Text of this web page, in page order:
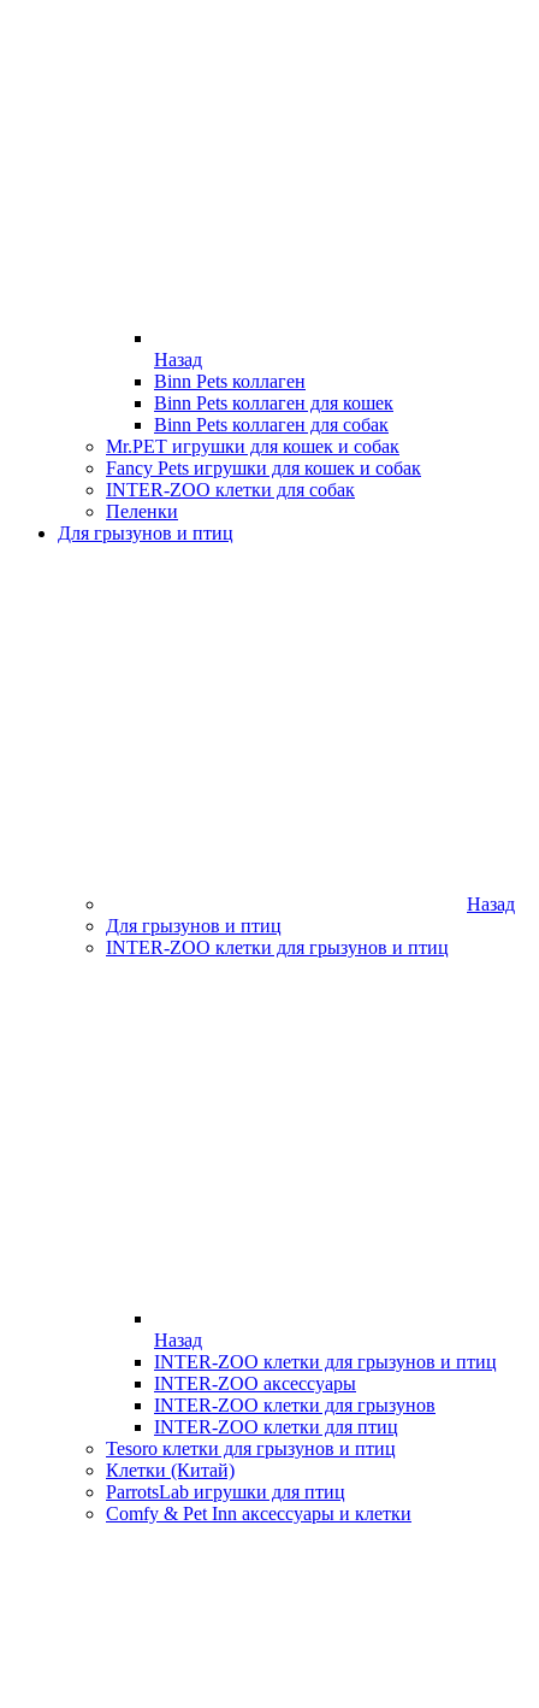
Назад
Binn Pets коллаген
Binn Pets коллаген для кошек
Binn Pets коллаген для собак
Mr.PET игрушки для кошек и собак
Fancy Pets игрушки для кошек и собак
INTER-ZOO клетки для собак
Пеленки
Для грызунов и птиц
Назад
Для грызунов и птиц
INTER-ZOO клетки для грызунов и птиц
Назад
INTER-ZOO клетки для грызунов и птиц
INTER-ZOO аксессуары
INTER-ZOO клетки для грызунов
INTER-ZOO клетки для птиц
Tesoro клетки для грызунов и птиц
Клетки (Китай)
ParrotsLab игрушки для птиц
Comfy & Pet Inn аксессуары и клетки